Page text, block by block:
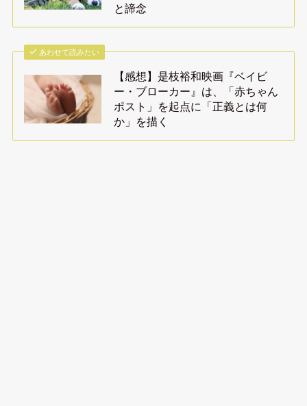
と諦念
あわせて読みたい
【感想】是枝裕和映画『ベイビ
ー・ブローカー』は、「赤ちゃん
ポスト」を起点に「正義とは何
か」を描く